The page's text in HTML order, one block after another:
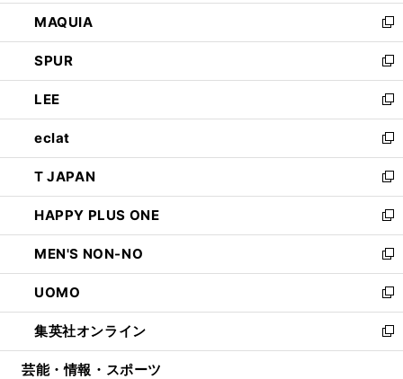
ン
ド
ウ
で
開
く
ウ
ィ
ン
ド
ウ
で
開
く
し
い
ウ
ィ
ン
ド
ウ
で
開
く
MAQUIA
新
し
い
ウ
ィ
ン
ド
ウ
で
開
く
SPUR
新
し
い
ウ
ィ
ン
ド
ウ
で
開
く
LEE
新
し
い
ウ
ィ
ン
ド
ウ
で
開
く
eclat
新
し
い
ウ
ィ
ン
ド
ウ
で
開
く
T JAPAN
新
し
い
ウ
ィ
ン
ド
ウ
で
開
HAPPY PLUS ONE
新
し
い
ウ
ィ
ン
ド
ウ
MEN'S NON-NO
新
し
い
ウ
ィ
ン
UOMO
新
し
い
ウ
集英社オンライン
新
し
芸能・情報・スポーツ